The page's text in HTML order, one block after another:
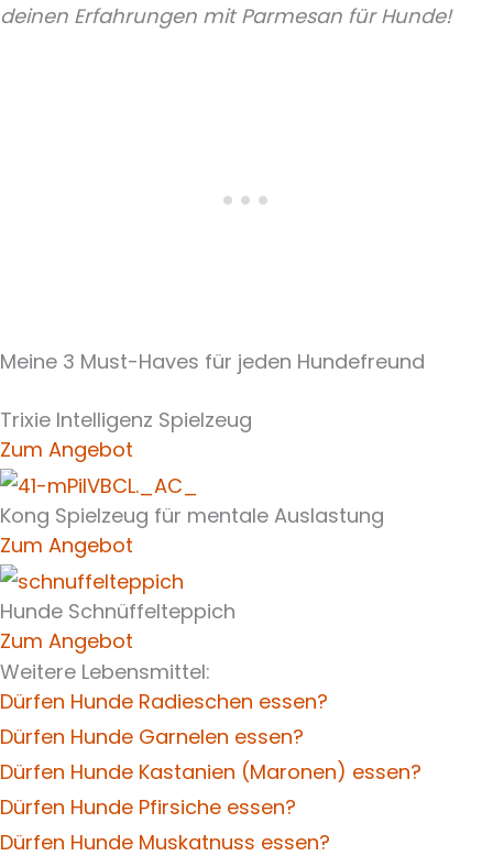
deinen Erfahrungen mit Parmesan für Hunde!
Meine 3 Must-Haves für jeden Hundefreund
Trixie Intelligenz Spielzeug
Zum Angebot
Kong Spielzeug für mentale Auslastung
Zum Angebot
Hunde Schnüffelteppich
Zum Angebot
Weitere Lebensmittel:
Dürfen Hunde Radieschen essen?
Dürfen Hunde Garnelen essen?
Dürfen Hunde Kastanien (Maronen) essen?
Dürfen Hunde Pfirsiche essen?
Dürfen Hunde Muskatnuss essen?